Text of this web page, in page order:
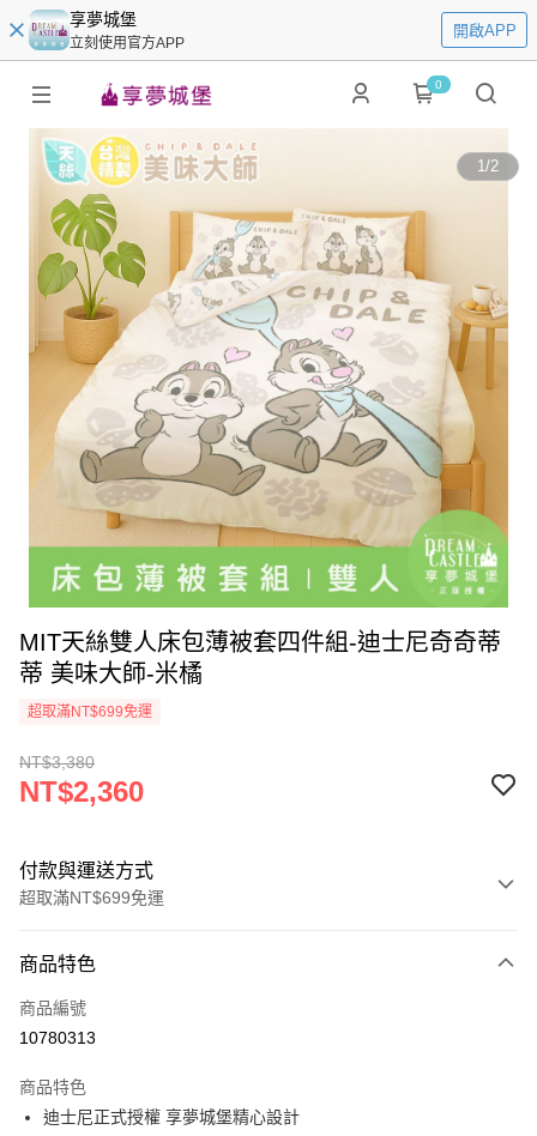
享夢城堡
立刻使用官方APP
開啟APP
0
1/2
MIT天絲雙人床包薄被套四件組-迪士尼奇奇蒂
蒂 美味大師-米橘
超取滿NT$699免運
NT$3,380
NT$2,360
付款與運送方式
超取滿NT$699免運
信用卡一次付款
超商取貨付款
Apple Pay
商品特色
商品編號
10780313
商品特色
迪士尼正式授權 享夢城堡精心設計